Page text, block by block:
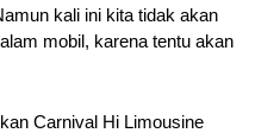
kali ini kita tidak akan
mobil, karena tentu akan
Carnival Hi Limousine